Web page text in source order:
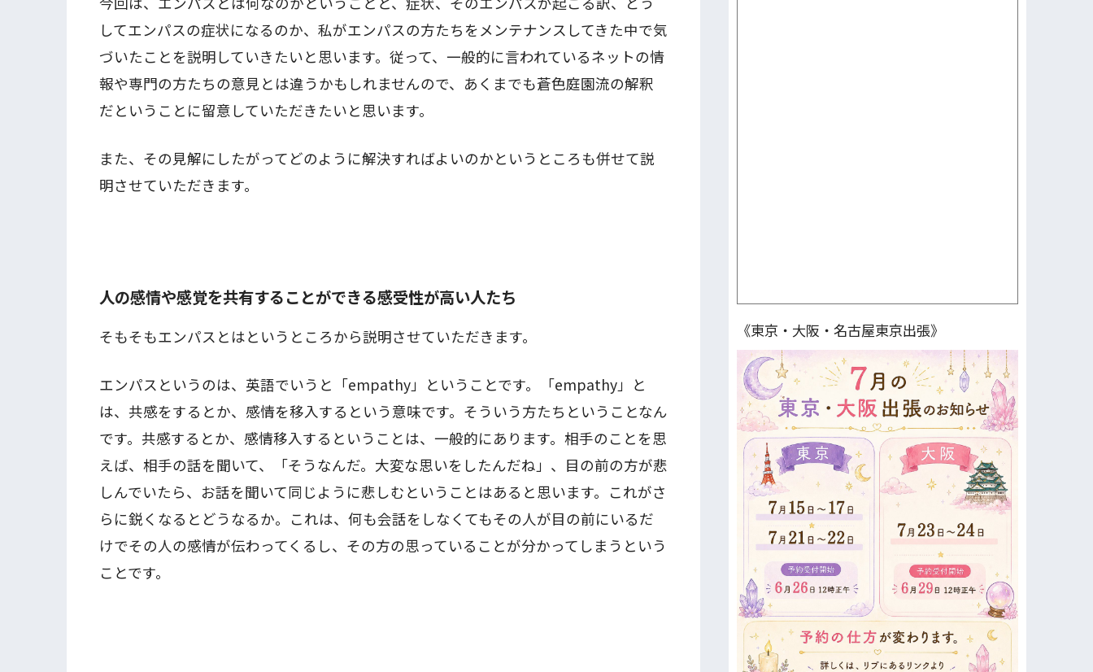
してエンパスの症状になるのか、私がエンパスの方たちをメンテナンスしてきた中で気
づいたことを説明していきたいと思います。従って、一般的に言われているネットの情
報や専門の方たちの意見とは違うかもしれませんので、あくまでも蒼色庭園流の解釈
だということに留意していただきたいと思います。
また、その見解にしたがってどのように解決すればよいのかというところも併せて説
明させていただきます。
人の感情や感覚を共有することができる感受性が高い人たち
そもそもエンパスとはというところから説明させていただきます。
エンパスというのは、英語でいうと「empathy」ということです。「empathy」と
は、共感をするとか、感情を移入するという意味です。そういう方たちということなん
です。共感するとか、感情移入するということは、一般的にあります。相手のことを思
えば、相手の話を聞いて、「そうなんだ。大変な思いをしたんだね」、目の前の方が悲
しんでいたら、お話を聞いて同じように悲しむということはあると思います。これがさ
らに鋭くなるとどうなるか。これは、何も会話をしなくてもその人が目の前にいるだ
けでその人の感情が伝わってくるし、その方の思っていることが分かってしまうという
ことです。
《東京・大阪・名古屋東京出張》